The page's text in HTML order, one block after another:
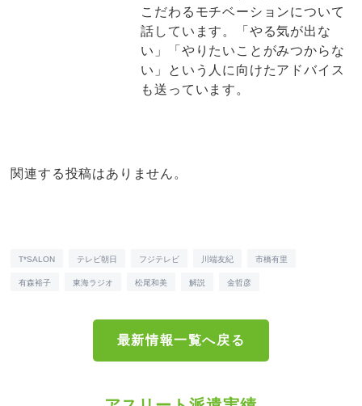
こだわるモチベーションについて
話しています。「やる気が出な
い」「やりたいことがみつからな
い」という人に向けたアドバイス
も送っています。
関連する投稿はありません。
T*SALON テレビ朝日 フジテレビ 川端友紀 市橋有里
有森裕子 東海ラジオ 松尾和美 解説 金哲彦
最新情報一覧へ戻る